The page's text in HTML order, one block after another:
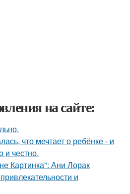
на сайте:
что мечтает о ребёнке - и
и честно.
Картинка": Ани Лорак
и